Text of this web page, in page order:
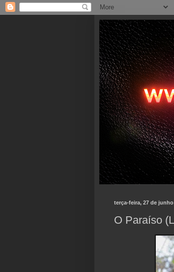
terça-feira, 27 de junho
O Paraíso